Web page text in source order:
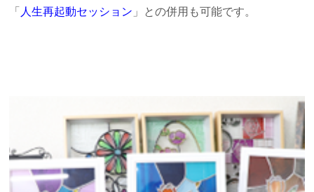
「 人生再起動セッション 」との併用も可能です。